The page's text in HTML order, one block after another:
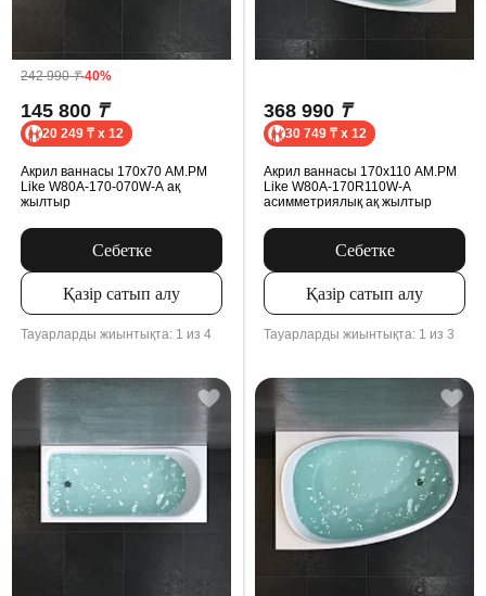
242 990₸-40%
145 800 ₸
20 249 ₸ x 12
Акрил ваннасы 170x70 AM.PM
Like W80A-170-070W-A ақ
жылтыр
Себетке
Қазір сатып алу
Тауарларды жиынтықта: 1 из 4
368 990 ₸
30 749 ₸ x 12
Акрил ваннасы 170x110 AM.PM
Like W80A-170R110W-A
асимметриялық ақ жылтыр
Себетке
Қазір сатып алу
Тауарларды жиынтықта: 1 из 3